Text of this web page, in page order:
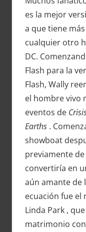
es la mejor
a que tiene
cualquier otro
DC.
Flash para la
Flash, Wally
el hombre vivo
eventos de
Earths.
showboat
previamente
convertiría en
aún amante de
ecuación fue el
Linda Park ,
matrimonio